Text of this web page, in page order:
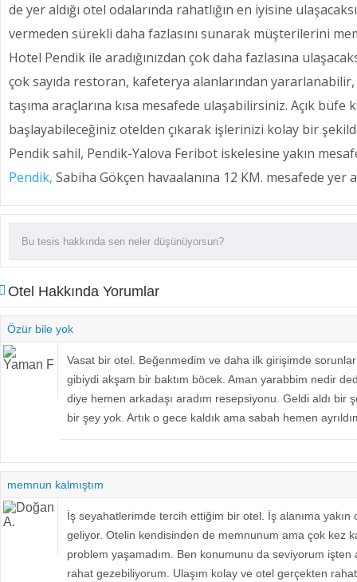
de yer aldığı otel odalarında rahatlığın en iyisine
vermeden sürekli daha fazlasını sunarak müşterilerini
Hotel Pendik ile aradığınızdan çok daha fazlasına
çok sayıda restoran, kafeterya alanlarından
taşıma araçlarına kısa mesafede ulaşabilirsiniz. Açık büfe
başlayabileceğiniz otelden çıkarak işlerinizi kolay bir
Pendik sahil, Pendik-Yalova Feribot iskelesine yakın
Pendik, Sabiha Gökçen havaalanına 12 KM. mesafede yer
Otel Hakkında Yorumlar
Özür bile yok
Vasat bir otel. Beğenmedim ve daha ilk girişimde sorunlar
gibiydi akşam bir baktım böcek. Aman yarabbim nedir
diye hemen arkadaşı aradım resepsiyonu. Geldi aldı bir
bir şey yok. Artık o gece kaldık ama sabah hemen
memnun kalmıştım
İş seyahatlerimde tercih ettiğim bir otel. İş alanıma yakın
geliyor. Otelin kendisinden de memnunum ama çok kez
problem yaşamadım. Ben konumunu da seviyorum
rahat gezebiliyorum. Ulaşım kolay ve otel gerçekten